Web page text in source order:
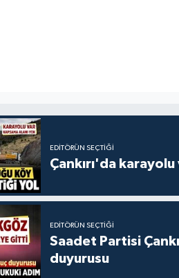
EDITÖRÜN SEÇTIĞI
Çankırı'da
EDITÖRÜN SEÇTIĞI
Saadet Partisi
duyurusu